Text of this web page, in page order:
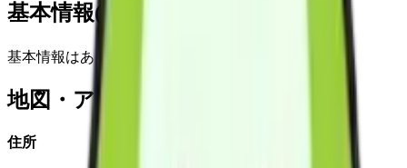
基本情報(詳細)
基本情報はありません
地図・アクセス
住所